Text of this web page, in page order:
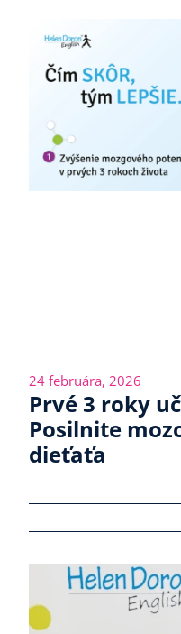
24 februára, 2026
Prvé 3 roky
Posilnite
dieťaťa